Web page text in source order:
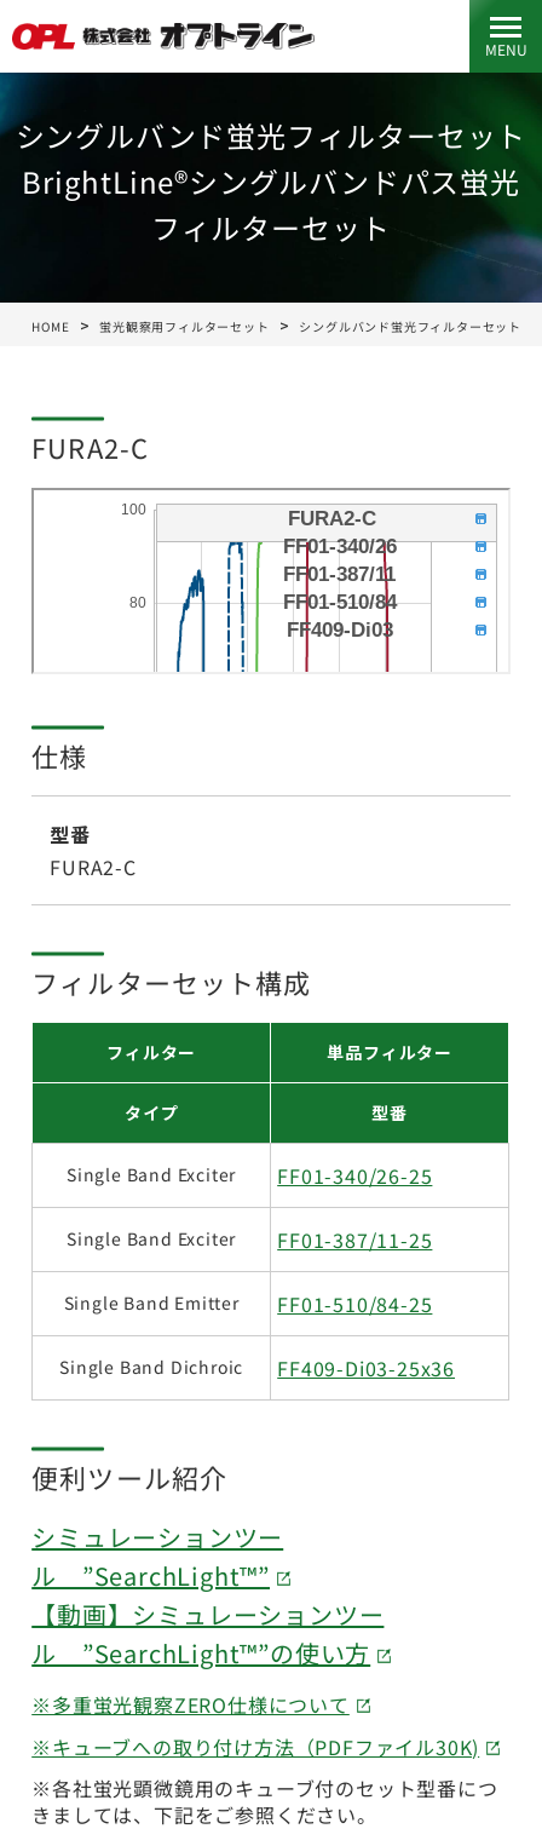
MENU
シングルバンド蛍光フィルターセット
BrightLine®シングルバンドパス蛍光
フィルターセット
HOME 蛍光観察用フィルターセット シングルバンド蛍光フィルターセット
FURA2-C
仕様
型番
FURA2-C
フィルターセット構成
フィルター 単品フィルター
タイプ 型番
Single Band Exciter FF01-340/26-25
Single Band Exciter FF01-387/11-25
Single Band Emitter FF01-510/84-25
Single Band Dichroic FF409-Di03-25x36
便利ツール紹介
シミュレーションツー
ル ”SearchLight™”
【動画】シミュレーションツー
ル ”SearchLight™”の使い方
※多重蛍光観察ZERO仕様について
※キューブへの取り付け方法（PDFファイル30K)
※各社蛍光顕微鏡用のキューブ付のセット型番につ
きましては、下記をご参照ください。